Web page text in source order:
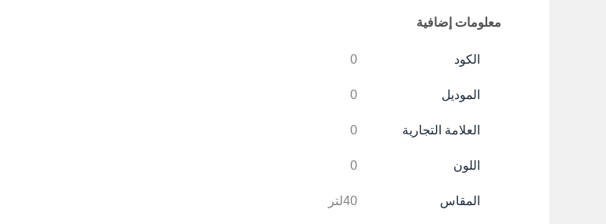
معلومات إضافية
الكود 0
الموديل 0
العلامة التجارية 0
اللون 0
المقاس 40لتر